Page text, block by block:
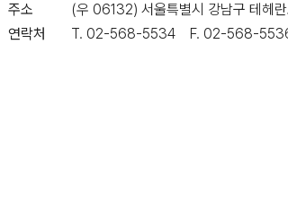
주소
(우 06132) 서울특별시 강남구 테헤
연락처
T. 02-568-5534 F. 02-568-